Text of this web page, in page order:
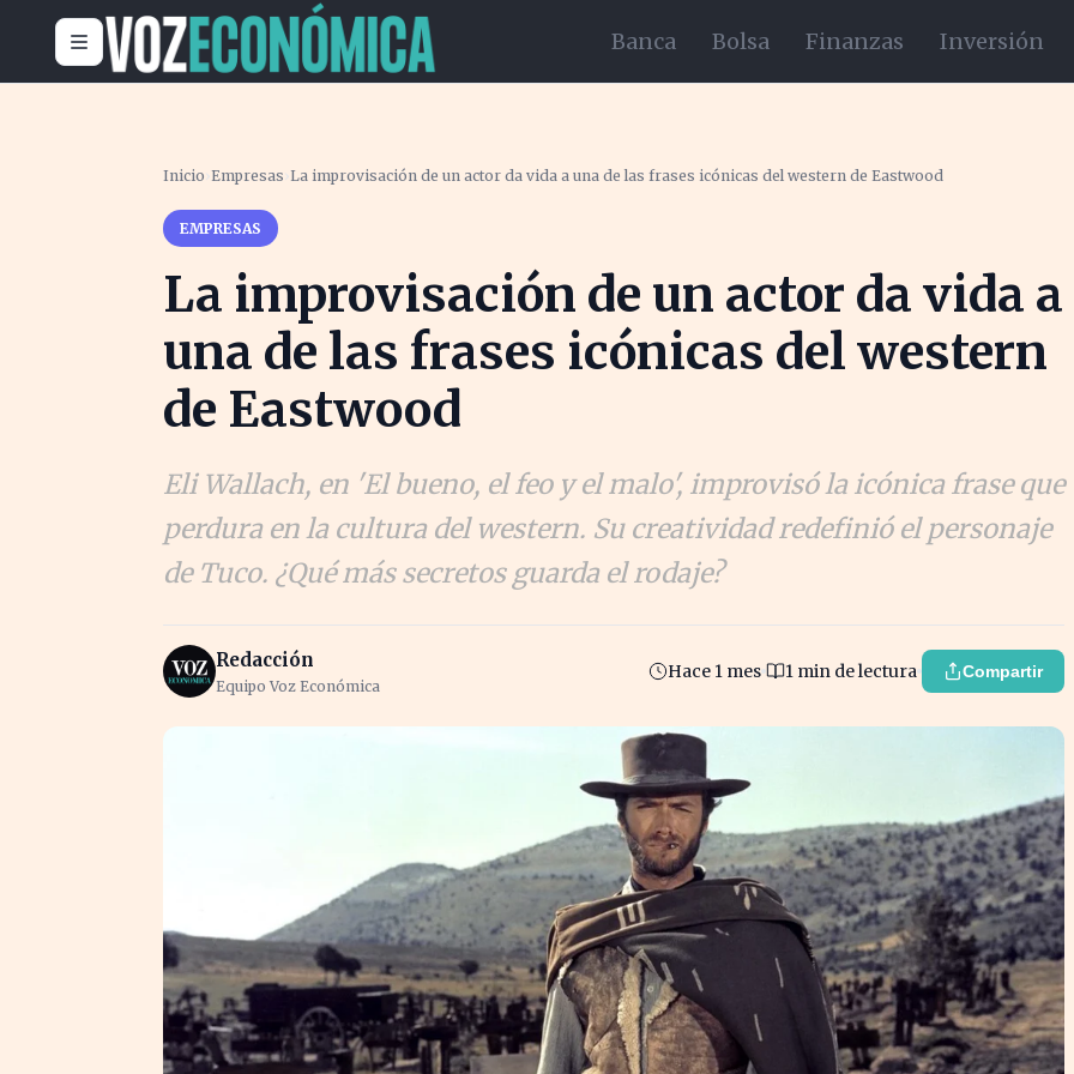
Banca Bolsa Finanzas Inversión
Inicio ›Empresas ›La improvisación de un actor da vida a una de las frases icónicas del western de Eastwood
EMPRESAS
La improvisación de un actor da vida a
una de las frases icónicas del western
de Eastwood
Eli Wallach, en 'El bueno, el feo y el malo', improvisó la icónica frase que
perdura en la cultura del western. Su creatividad redefinió el personaje
de Tuco. ¿Qué más secretos guarda el rodaje?
Redacción
Equipo Voz Económica
Hace 1 mes 1 min de lectura Compartir